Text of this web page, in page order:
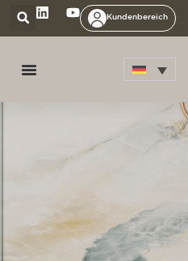
Kundenbereich